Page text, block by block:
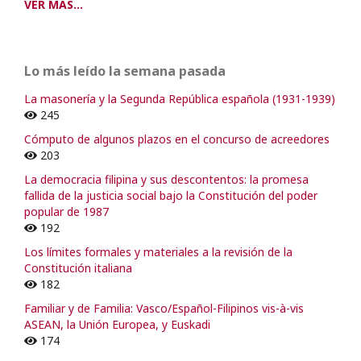
VER MÁS...
Lo más leído la semana pasada
La masonería y la Segunda República española (1931-1939)
245
Cómputo de algunos plazos en el concurso de acreedores
203
La democracia filipina y sus descontentos: la promesa
fallida de la justicia social bajo la Constitución del poder
popular de 1987
192
Los límites formales y materiales a la revisión de la
Constitución italiana
182
Familiar y de Familia: Vasco/Español-Filipinos vis-à-vis
ASEAN, la Unión Europea, y Euskadi
174